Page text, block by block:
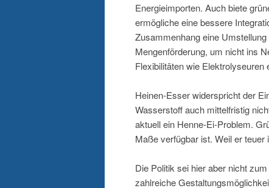
Energieimporten. Auch biete
ermögliche eine bessere
Zusammenhang eine
Mengenförderung, um nicht ins
Flexibilitäten wie
Heinen-Esser widerspricht der
Wasserstoff auch mittelfristig
aktuell ein Henne-Ei-Problem.
Maße verfügbar ist. Weil er
Die Politik sei hier aber nicht
zahlreiche